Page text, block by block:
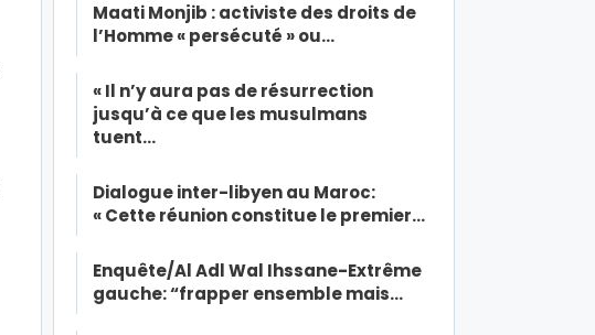
Maati Monjib : activiste des droits de
l’Homme « persécuté » ou…
« Il n’y aura pas de résurrection
jusqu’à ce que les musulmans
tuent…
Dialogue inter-libyen au Maroc:
« Cette réunion constitue le premier…
Enquête/Al Adl Wal Ihssane-Extrême
gauche: “frapper ensemble mais…